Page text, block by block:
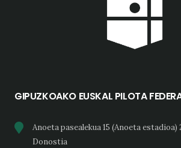
GIPUZKOAKO EUSKAL PILOTA
Anoeta pasealekua 15 (Anoeta estadioa)
Donostia